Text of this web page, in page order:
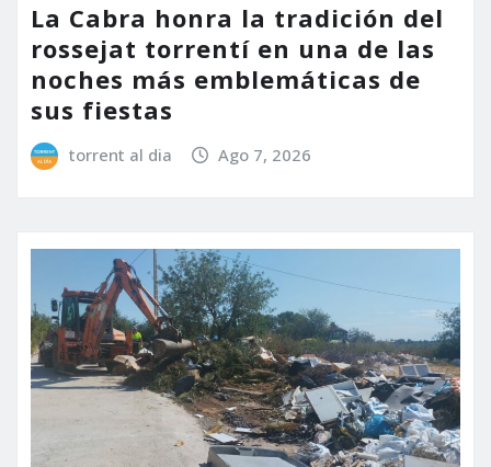
La Cabra honra la tradición del
rossejat torrentí en una de las
noches más emblemáticas de
sus fiestas
torrent al dia Ago 7, 2026